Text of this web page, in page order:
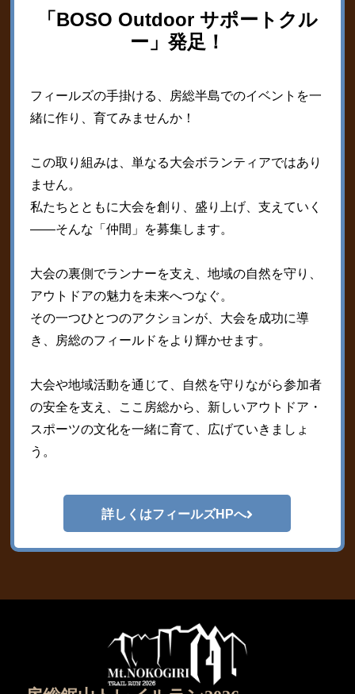
「BOSO Outdoor サポートクル
ー」発足！
フィールズの手掛ける、房総半島でのイベントを一
緒に作り、育てみませんか！
この取り組みは、単なる大会ボランティアではあり
ません。
私たちとともに大会を創り、盛り上げ、支えていく
——そんな「仲間」を募集します。
大会の裏側でランナーを支え、地域の自然を守り、
アウトドアの魅力を未来へつなぐ。
その一つひとつのアクションが、大会を成功に導
き、房総のフィールドをより輝かせます。
大会や地域活動を通じて、自然を守りながら参加者
の安全を支え、ここ房総から、新しいアウトドア・
スポーツの文化を一緒に育て、広げていきましょ
う。
詳しくはフィールズHPへ